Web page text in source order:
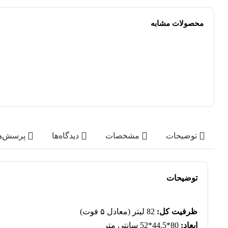
محصولات مشابه
توضیحات مشخصات دیدگاه‌ها
توضیحات
ظرفیت کل:
ابعاد: